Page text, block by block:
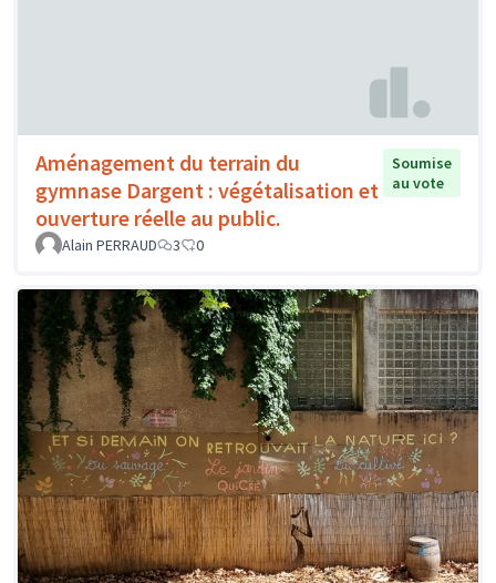
Aménagement du terrain du
gymnase Dargent : végétalisation et
ouverture réelle au public.
Soumise
au vote
Alain PERRAUD 3 0